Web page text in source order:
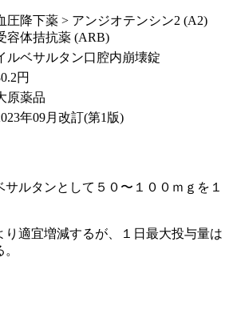
圧降下薬 > アンジオテンシン2 (A2)
容体拮抗薬 (ARB)
ルベサルタン口腔内崩壊錠
円
原薬品
年09月改訂(第1版)
ルタンとして５０〜１００ｍｇを１
り適宜増減するが、１日最大投与量は